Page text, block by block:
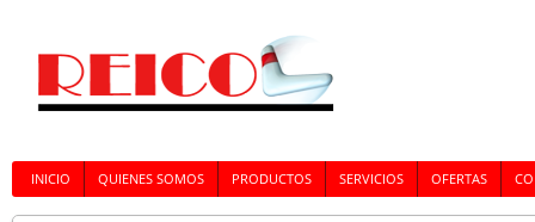
INICIO QUIENES SOMOS PRODUCTOS SERVICIOS OFERTAS